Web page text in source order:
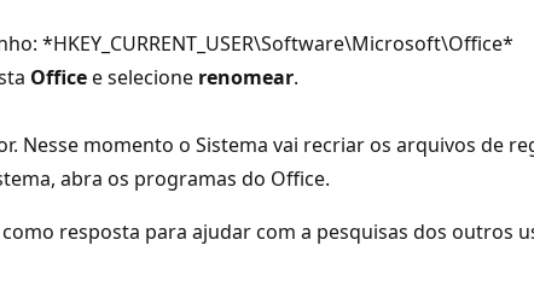
*HKEY_CURRENT_USER\Software\Microsoft\Office*
Officee selecione renomear.
Nesse momento o Sistema vai recriar os arquivos de
abra os programas do Office.
resposta para ajudar com a pesquisas dos outros